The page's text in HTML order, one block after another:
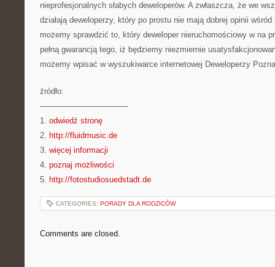
nieprofesjonalnych słabych deweloperów. A zwłaszcza, że we
działają deweloperzy, który po prostu nie mają dobrej opinii
możemy sprawdzić to, który deweloper nieruchomościowy w na
pełną gwarancją tego, iż będziemy niezmiernie
możemy wpisać w wyszukiwarce internetowej Deweloperzy
źródło:
———————————
1. odwiedź stronę
2. http://fluidmusic.de
3. więcej informacji
4. poznaj możliwości
5. http://fotostudiosuedstadt.de
CATEGORIES: PORADY DLA RODZICÓW
Comments are closed.